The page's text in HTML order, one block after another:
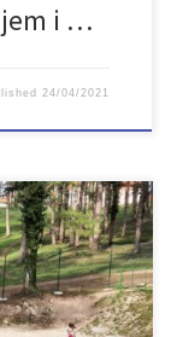
i …
24/04/2021
godine
Fondacije
da budem